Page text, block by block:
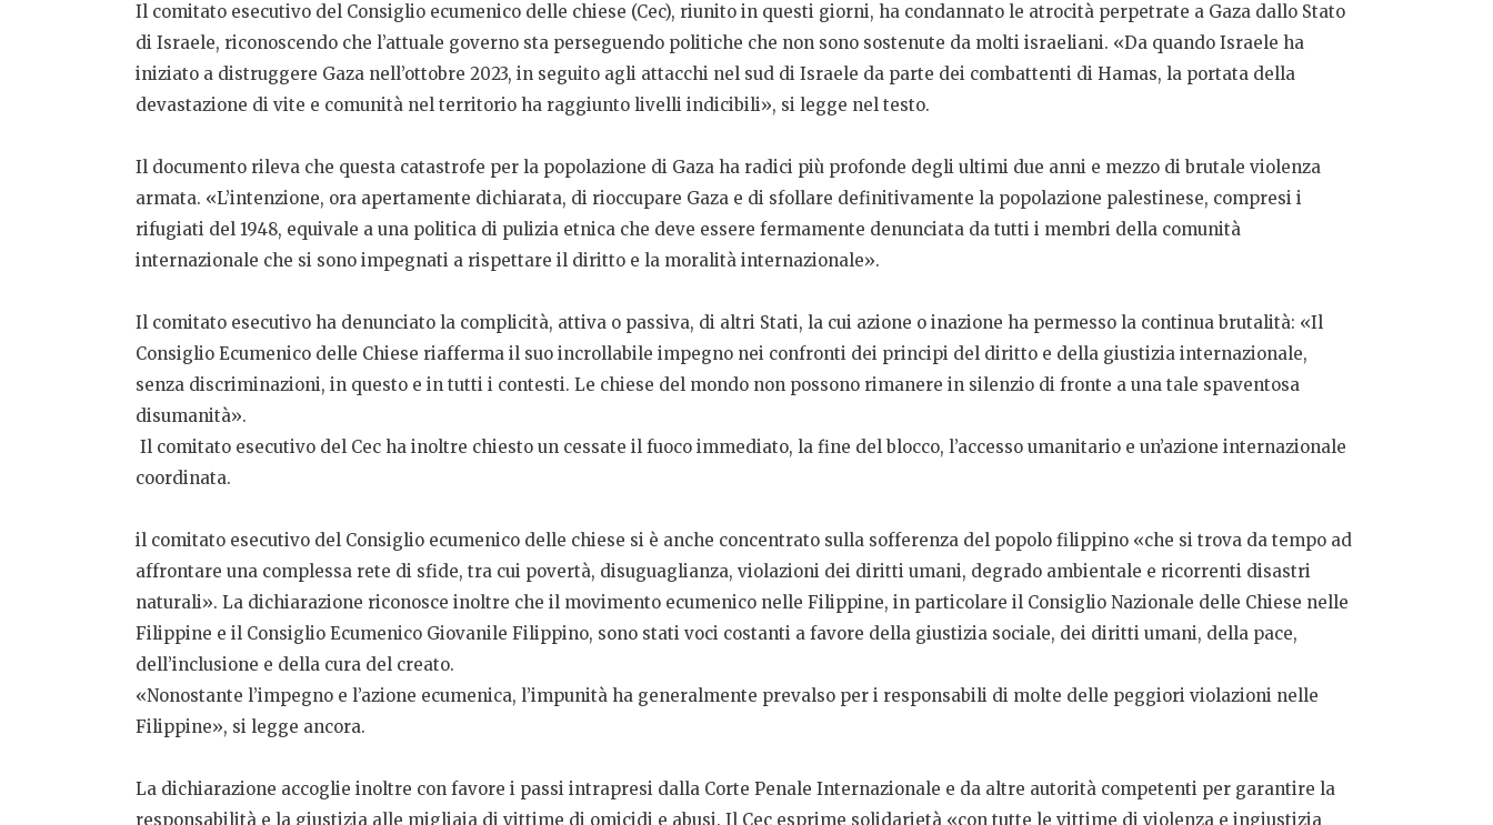
Il comitato esecutivo del Consiglio ecumenico delle chiese (Cec), riunito in questi giorni, ha condannato le atrocità perpetrate a Gaza dallo Stato
di Israele, riconoscendo che l’attuale governo sta perseguendo politiche che non sono sostenute da molti israeliani. «Da quando Israele ha
iniziato a distruggere Gaza nell’ottobre 2023, in seguito agli attacchi nel sud di Israele da parte dei combattenti di Hamas, la portata della
devastazione di vite e comunità nel territorio ha raggiunto livelli indicibili», si legge nel testo.
Il documento rileva che questa catastrofe per la popolazione di Gaza ha radici più profonde degli ultimi due anni e mezzo di brutale violenza
armata. «L’intenzione, ora apertamente dichiarata, di rioccupare Gaza e di sfollare definitivamente la popolazione palestinese, compresi i
rifugiati del 1948, equivale a una politica di pulizia etnica che deve essere fermamente denunciata da tutti i membri della comunità
internazionale che si sono impegnati a rispettare il diritto e la moralità internazionale».
Il comitato esecutivo ha denunciato la complicità, attiva o passiva, di altri Stati, la cui azione o inazione ha permesso la continua brutalità: «Il
Consiglio Ecumenico delle Chiese riafferma il suo incrollabile impegno nei confronti dei principi del diritto e della giustizia internazionale,
senza discriminazioni, in questo e in tutti i contesti. Le chiese del mondo non possono rimanere in silenzio di fronte a una tale spaventosa
disumanità».
Il comitato esecutivo del Cec ha inoltre chiesto un cessate il fuoco immediato, la fine del blocco, l’accesso umanitario e un’azione internazionale
coordinata.
il comitato esecutivo del Consiglio ecumenico delle chiese si è anche concentrato sulla sofferenza del popolo filippino «che si trova da tempo ad
affrontare una complessa rete di sfide, tra cui povertà, disuguaglianza, violazioni dei diritti umani, degrado ambientale e ricorrenti disastri
naturali». La dichiarazione riconosce inoltre che il movimento ecumenico nelle Filippine, in particolare il Consiglio Nazionale delle Chiese nelle
Filippine e il Consiglio Ecumenico Giovanile Filippino, sono stati voci costanti a favore della giustizia sociale, dei diritti umani, della pace,
dell’inclusione e della cura del creato.
«Nonostante l’impegno e l’azione ecumenica, l’impunità ha generalmente prevalso per i responsabili di molte delle peggiori violazioni nelle
Filippine», si legge ancora.
La dichiarazione accoglie inoltre con favore i passi intrapresi dalla Corte Penale Internazionale e da altre autorità competenti per garantire la
responsabilità e la giustizia alle migliaia di vittime di omicidi e abusi. Il Cec esprime solidarietà «con tutte le vittime di violenza e ingiustizia